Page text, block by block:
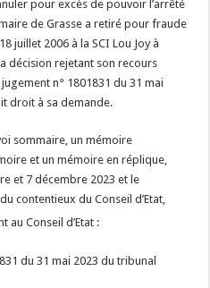
pour excès de pouvoir l’arrêté
de Grasse a retiré pour fraude
juillet 2006 à la SCI Lou Joy à
décision rejetant son recours
n° 1801831 du 31 mai
droit à sa demande.
sommaire, un mémoire
et un mémoire en réplique,
et 7 décembre 2023 et le
contentieux du Conseil d’Etat,
au Conseil d’Etat :
du 31 mai 2023 du tribunal